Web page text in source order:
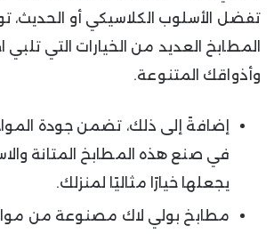
تفضل الأسلوب الكلاسيكي أو الحديث،
المطابخ العديد من الخيارات التي تلبي
وأذواقك المتنوعة.
إضافةً إلى ذلك، تضمن جودة
في صنع هذه المطابخ المتانة
يجعلها خيارًا مثاليًا لمنزلك.
مطابخ بولي لاك مصنوعة من مواد